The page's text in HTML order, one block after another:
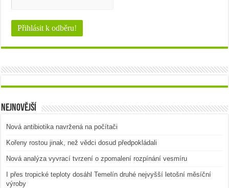
Nejnovější
Nová antibiotika navržená na počítači
Kořeny rostou jinak, než vědci dosud předpokládali
Nová analýza vyvrací tvrzení o zpomalení rozpínání vesmíru
I přes tropické teploty dosáhl Temelín druhé nejvyšší letošní měsíční
výroby